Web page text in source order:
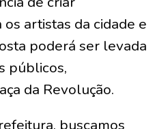
artistas da cidade e
poderá ser levada
públicos,
da Revolução.
buscamos